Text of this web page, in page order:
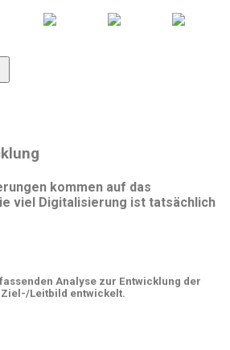
kommen auf das
viel Digitalisierung ist tatsächlich
Analyse zur Entwicklung der
Leitbild entwickelt.